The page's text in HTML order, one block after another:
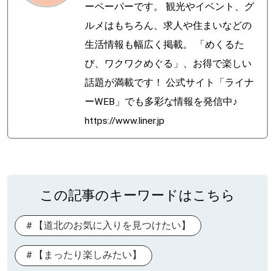
ーペーパーです。 観光やイベント、グ
ルメはもちろん、求人や住まいなどの
生活情報も幅広く掲載。 「めくるた
び、ワクワクめぐる」、お得で楽しい
話題が満載です！ 公式サイト「ライナ
ーWEB」でも多彩な情報を発信中♪
https://www.liner.jp
この記事のキーワードはこちら
【道北のお気に入りを見つけたい】
【まったり楽しみたい】